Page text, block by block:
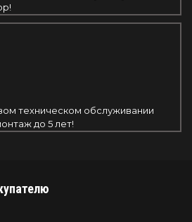
техническом обслуживании
до 5 лет!